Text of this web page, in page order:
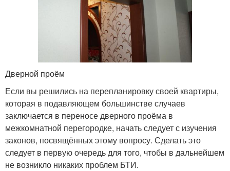
Дверной проём
Если вы решились на перепланировку своей квартиры,
которая в подавляющем большинстве случаев
заключается в переносе дверного проёма в
межкомнатной перегородке, начать следует с изучения
законов, посвящённых этому вопросу. Сделать это
следует в первую очередь для того, чтобы в дальнейшем
не возникло никаких проблем БТИ.